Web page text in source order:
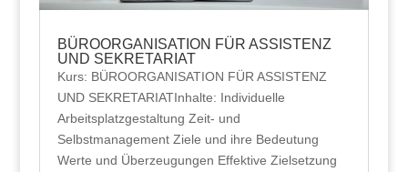
BÜROORGANISATION FÜR ASSISTENZ
UND SEKRETARIAT
Kurs: BÜROORGANISATION FÜR ASSISTENZ
UND SEKRETARIATInhalte: Individuelle
Arbeitsplatzgestaltung Zeit- und
Selbstmanagement Ziele und ihre Bedeutung
Werte und Überzeugungen Effektive Zielsetzung